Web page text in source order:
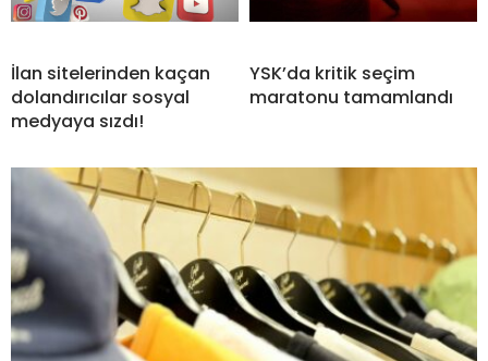
İlan sitelerinden kaçan
dolandırıcılar sosyal
medyaya sızdı!
YSK’da kritik seçim
maratonu tamamlandı